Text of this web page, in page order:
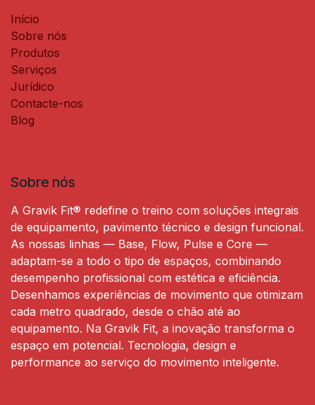
Início
Sobre nós
Produtos
Serviços
Jurídico
Contacte-nos
Blog
Sobre nós
A Gravik Fit® redefine o treino com soluções integrais
de equipamento, pavimento técnico e design funcional.
As nossas linhas — Base, Flow, Pulse e Core —
adaptam-se a todo o tipo de espaços, combinando
desempenho profissional com estética e eficiência.
Desenhamos experiências de movimento que otimizam
cada metro quadrado, desde o chão até ao
equipamento. Na Gravik Fit, a inovação transforma o
espaço em potencial. Tecnologia, design e
performance ao serviço do movimento inteligente.